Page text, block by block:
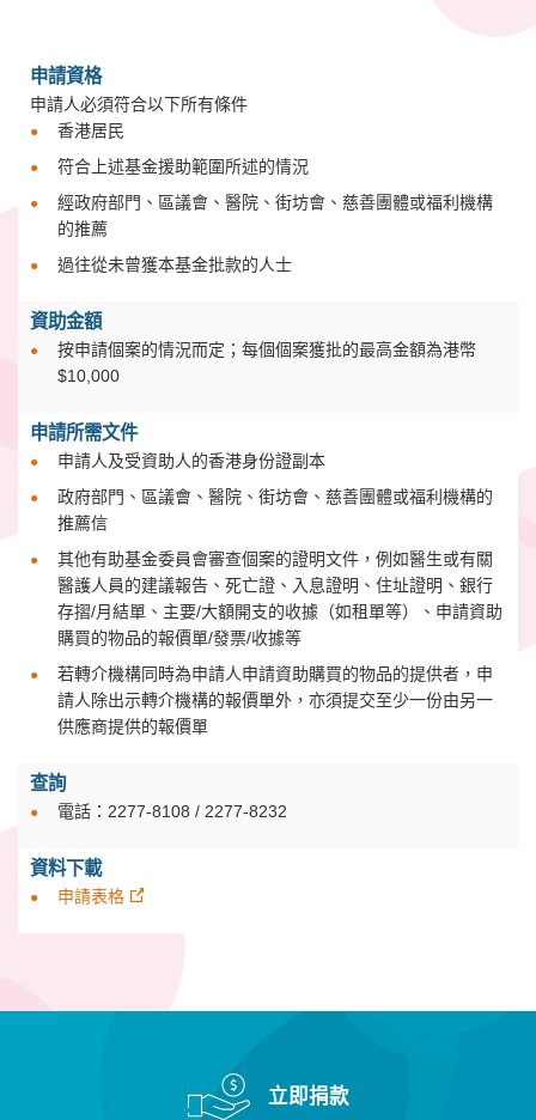
申請資格
申請人必須符合以下所有條件
香港居民
符合上述基金援助範圍所述的情況
經政府部門、區議會、醫院、街坊會、慈善團體或福利機構
的推薦
過往從未曾獲本基金批款的人士
資助金額
按申請個案的情況而定；每個個案獲批的最高金額為港幣
$10,000
申請所需文件
申請人及受資助人的香港身份證副本
政府部門、區議會、醫院、街坊會、慈善團體或福利機構的
推薦信
其他有助基金委員會審查個案的證明文件，例如醫生或有關
醫護人員的建議報告、死亡證、入息證明、住址證明、銀行
存摺/月結單、主要/大額開支的收據（如租單等）、申請資助
購買的物品的報價單/發票/收據等
若轉介機構同時為申請人申請資助購買的物品的提供者，申
請人除出示轉介機構的報價單外，亦須提交至少一份由另一
供應商提供的報價單
查詢
電話：2277-8108 / 2277-8232
資料下載
申請表格
立即捐款